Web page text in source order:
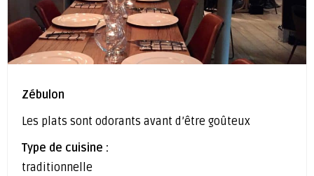
Zébulon
Les plats sont odorants avant d’être goûteux
Type de cuisine :
traditionnelle